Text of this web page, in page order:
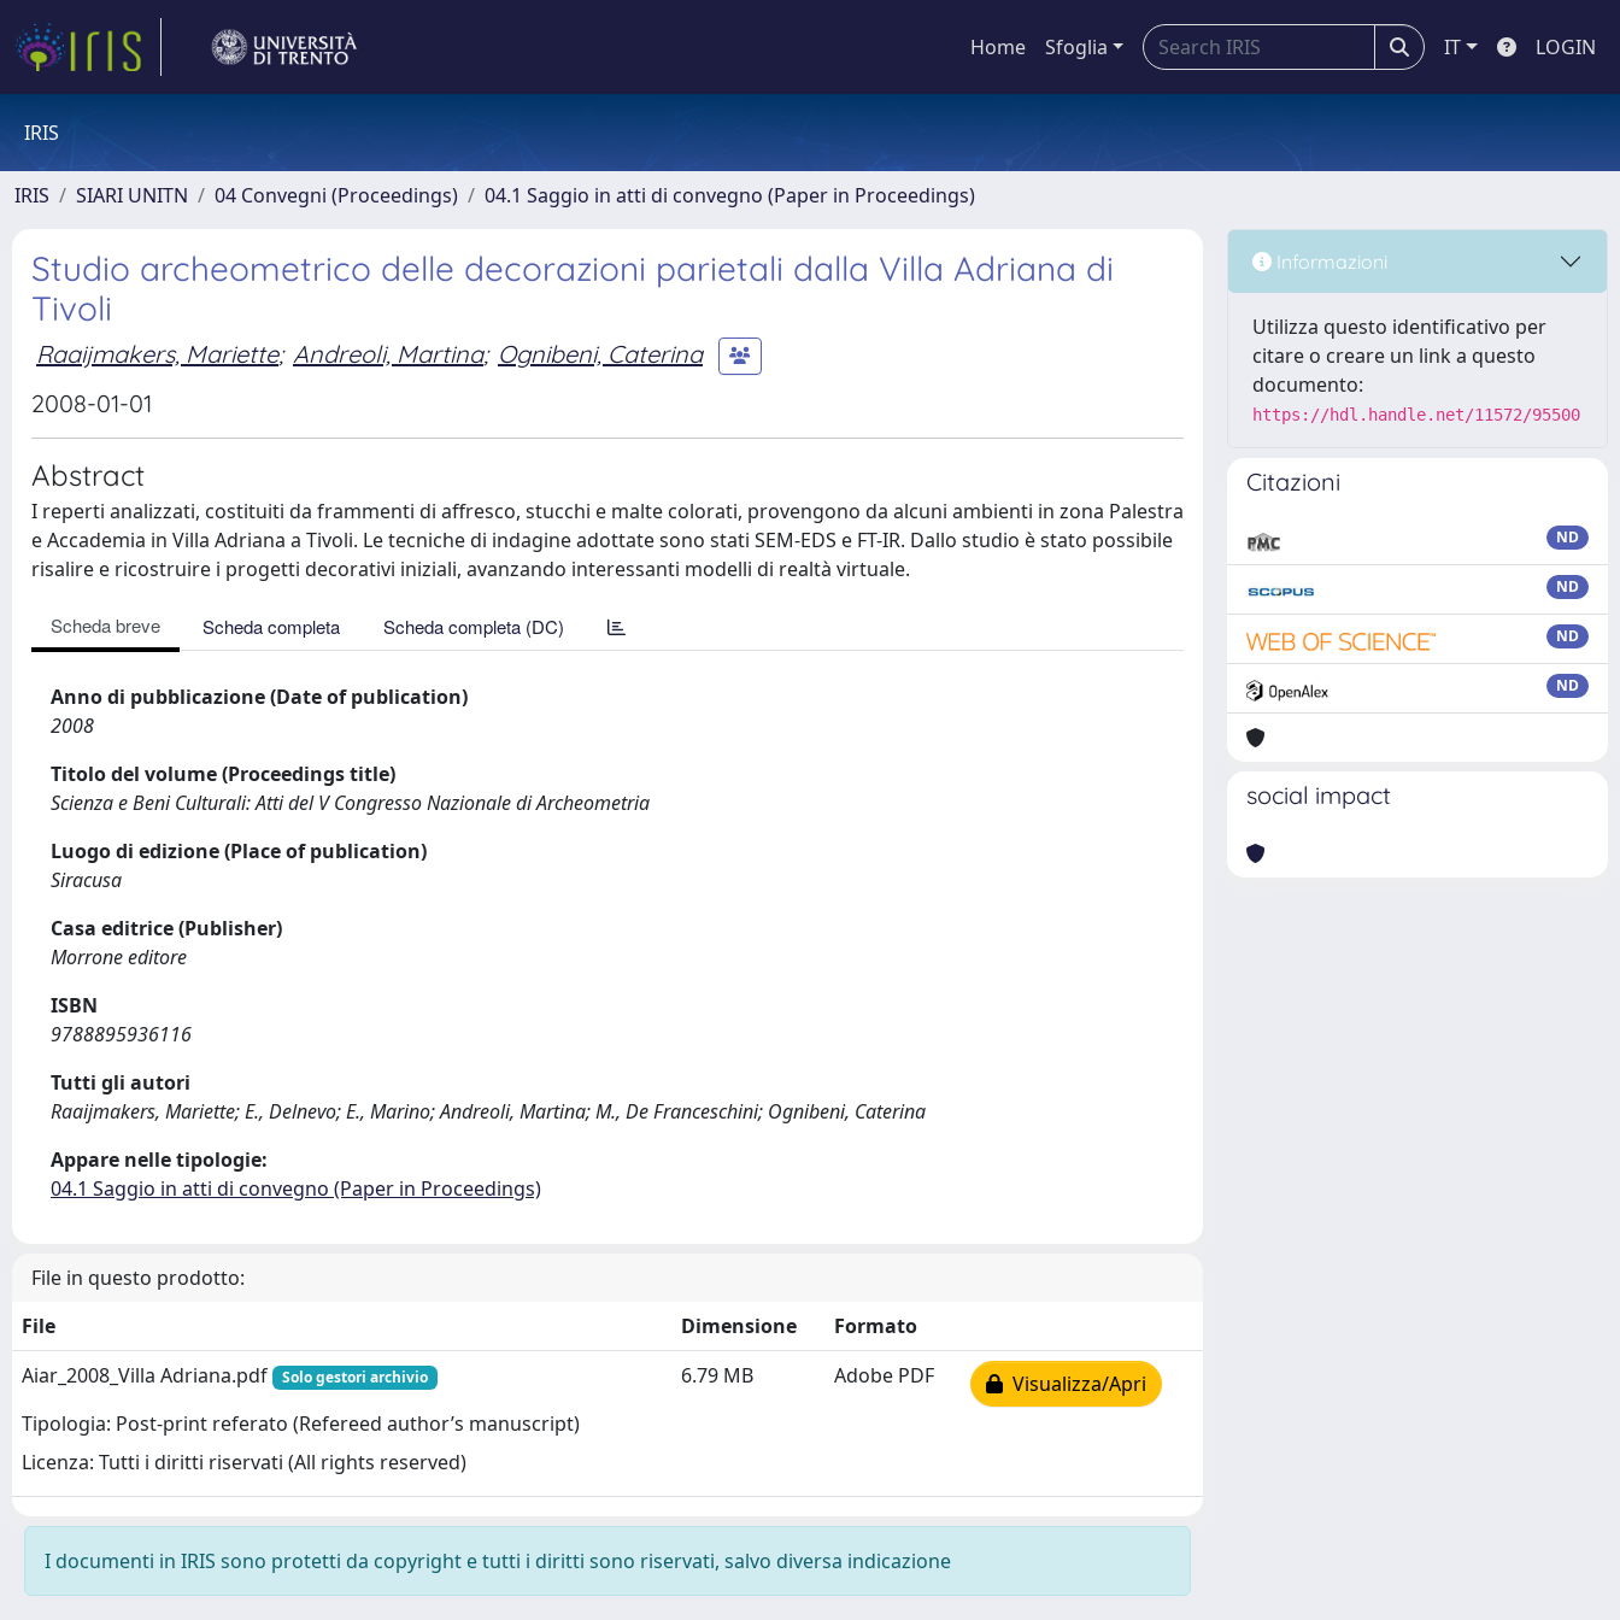
Home Sfoglia IT LOGIN
IRIS
IRIS SIARI UNITN 04 Convegni (Proceedings) 04.1 Saggio in atti di convegno (Paper in Proceedings)
Studio archeometrico delle decorazioni parietali dalla Villa Adriana di
Tivoli
Raaijmakers, Mariette; Andreoli, Martina; Ognibeni, Caterina
2008-01-01
Abstract
I reperti analizzati, costituiti da frammenti di affresco, stucchi e malte colorati, provengono da alcuni ambienti in zona Palestra
e Accademia in Villa Adriana a Tivoli. Le tecniche di indagine adottate sono stati SEM-EDS e FT-IR. Dallo studio è stato possibile
risalire e ricostruire i progetti decorativi iniziali, avanzando interessanti modelli di realtà virtuale.
Scheda breve Scheda completa Scheda completa (DC)
Anno di pubblicazione (Date of publication)
2008
Titolo del volume (Proceedings title)
Scienza e Beni Culturali: Atti del V Congresso Nazionale di Archeometria
Luogo di edizione (Place of publication)
Siracusa
Casa editrice (Publisher)
Morrone editore
ISBN
9788895936116
Tutti gli autori
Raaijmakers, Mariette; E., Delnevo; E., Marino; Andreoli, Martina; M., De Franceschini; Ognibeni, Caterina
Appare nelle tipologie:
04.1 Saggio in atti di convegno (Paper in Proceedings)
File in questo prodotto:
File
Dimensione
Formato
Aiar_2008_Villa Adriana.pdf
Solo gestori archivio
Tipologia: Post-print referato (Refereed author’s manuscript)
Licenza: Tutti i diritti riservati (All rights reserved)
6.79 MB Adobe PDF Visualizza/Apri
I documenti in IRIS sono protetti da copyright e tutti i diritti sono riservati, salvo diversa indicazione
Informazioni
Utilizza questo identificativo per
citare o creare un link a questo
documento:
https://hdl.handle.net/11572/95500
Citazioni
ND
ND
ND
ND
social impact